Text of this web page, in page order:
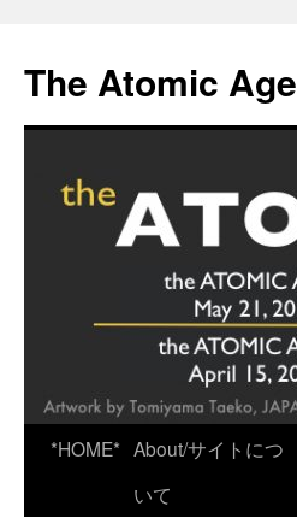
content
The Atomic Age
*HOME* About/サイトにつ
いて